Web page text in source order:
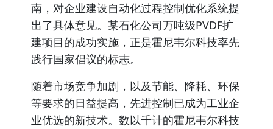
南，对企业建设自动化过程控制优化系统提
出了具体意见。 某石化公司万吨级PVDF扩
建项目的成功实施， 正是霍尼韦尔科技率先
践行国家倡议的标志。
随着市场竞争加剧，以及节能、降耗、环保
等要求的日益提高，先进控制已成为工业企
业优选的新技术。数以千计的霍尼韦尔科技